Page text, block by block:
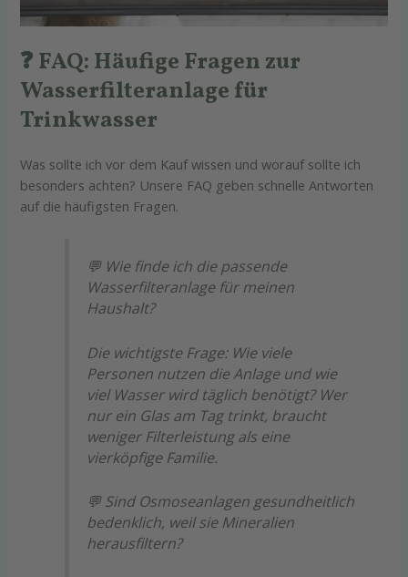
❓ FAQ: Häufige Fragen zur
Wasserfilteranlage für
Trinkwasser
Was sollte ich vor dem Kauf wissen und worauf sollte ich
besonders achten? Unsere FAQ geben schnelle Antworten
auf die häufigsten Fragen.
💬 Wie finde ich die passende
Wasserfilteranlage für meinen
Haushalt?
Die wichtigste Frage: Wie viele
Personen nutzen die Anlage und wie
viel Wasser wird täglich benötigt? Wer
nur ein Glas am Tag trinkt, braucht
weniger Filterleistung als eine
vierköpfige Familie.
💬 Sind Osmoseanlagen gesundheitlich
bedenklich, weil sie Mineralien
herausfiltern?